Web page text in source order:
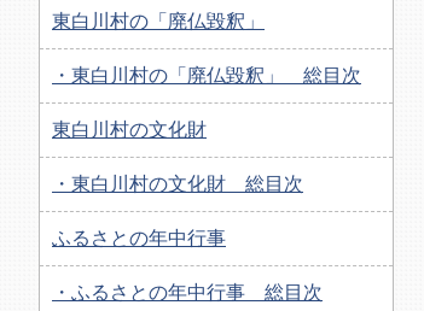
東白川村の「廃仏毀釈」
・東白川村の「廃仏毀釈」 総目次
東白川村の文化財
・東白川村の文化財 総目次
ふるさとの年中行事
・ふるさとの年中行事 総目次